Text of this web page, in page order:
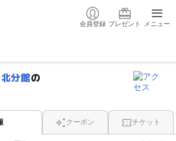
会員登録 プレゼント メニュー
分館の
クーポン チケット